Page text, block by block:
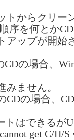
トからクリー
序を何とか
アップが開始
CDの場合、
みません。
CDの場合、
トはできるが
cannot get C/H/